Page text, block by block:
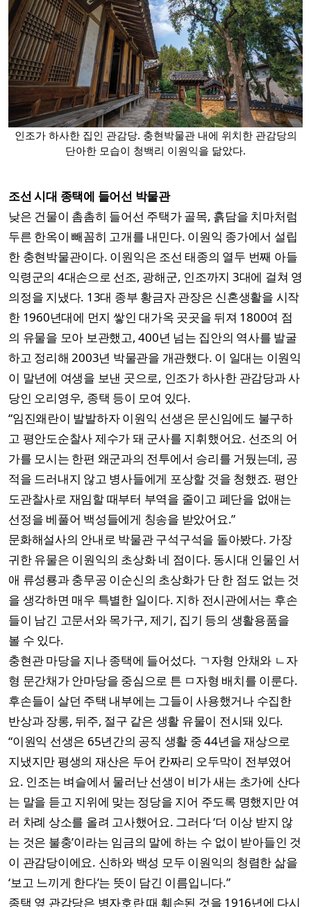
인조가 하사한 집인 관감당. 충현박물관 내에 위치한 관감당의
단아한 모습이 청백리 이원익을 닮았다.
조선 시대 종택에 들어선 박물관
낮은 건물이 촘촘히 들어선 주택가 골목, 흙담을 치마처럼
두른 한옥이 빼꼼히 고개를 내민다. 이원익 종가에서 설립
한 충현박물관이다. 이원익은 조선 태종의 열두 번째 아들
익령군의 4대손으로 선조, 광해군, 인조까지 3대에 걸쳐 영
의정을 지냈다. 13대 종부 황금자 관장은 신혼생활을 시작
한 1960년대에 먼지 쌓인 대가옥 곳곳을 뒤져 1800여 점
의 유물을 모아 보관했고, 400년 넘는 집안의 역사를 발굴
하고 정리해 2003년 박물관을 개관했다. 이 일대는 이원익
이 말년에 여생을 보낸 곳으로, 인조가 하사한 관감당과 사
당인 오리영우, 종택 등이 모여 있다.
“임진왜란이 발발하자 이원익 선생은 문신임에도 불구하
고 평안도순찰사 제수가 돼 군사를 지휘했어요. 선조의 어
가를 모시는 한편 왜군과의 전투에서 승리를 거뒀는데, 공
적을 드러내지 않고 병사들에게 포상할 것을 청했죠. 평안
도관찰사로 재임할 때부터 부역을 줄이고 폐단을 없애는
선정을 베풀어 백성들에게 칭송을 받았어요.”
문화해설사의 안내로 박물관 구석구석을 돌아봤다. 가장
귀한 유물은 이원익의 초상화 네 점이다. 동시대 인물인 서
애 류성룡과 충무공 이순신의 초상화가 단 한 점도 없는 것
을 생각하면 매우 특별한 일이다. 지하 전시관에서는 후손
들이 남긴 고문서와 목가구, 제기, 집기 등의 생활용품을
볼 수 있다.
충현관 마당을 지나 종택에 들어섰다. ㄱ자형 안채와 ㄴ자
형 문간채가 안마당을 중심으로 튼 ㅁ자형 배치를 이룬다.
후손들이 살던 주택 내부에는 그들이 사용했거나 수집한
반상과 장롱, 뒤주, 절구 같은 생활 유물이 전시돼 있다.
“이원익 선생은 65년간의 공직 생활 중 44년을 재상으로
지냈지만 평생의 재산은 두어 칸짜리 오두막이 전부였어
요. 인조는 벼슬에서 물러난 선생이 비가 새는 초가에 산다
는 말을 듣고 지위에 맞는 정당을 지어 주도록 명했지만 여
러 차례 상소를 올려 고사했어요. 그러다 ‘더 이상 받지 않
는 것은 불충’이라는 임금의 말에 하는 수 없이 받아들인 것
이 관감당이에요. 신하와 백성 모두 이원익의 청렴한 삶을
‘보고 느끼게 한다’는 뜻이 담긴 이름입니다.”
종택 옆 관감당은 병자호란 때 훼손된 것을 1916년에 다시